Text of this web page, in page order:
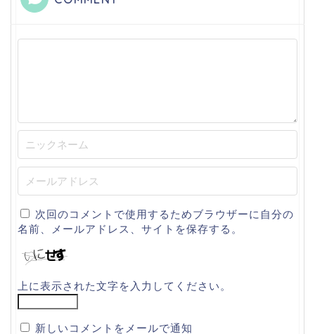
次回のコメントで使用するためブラウザーに自分の
名前、メールアドレス、サイトを保存する。
上に表示された文字を入力してください。
新しいコメントをメールで通知